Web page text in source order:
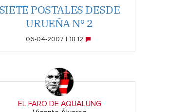
SIETE POSTALES DESDE
URUEÑA Nº 2
06-04-2007 | 18:12
EL FARO DE AQUALUNG